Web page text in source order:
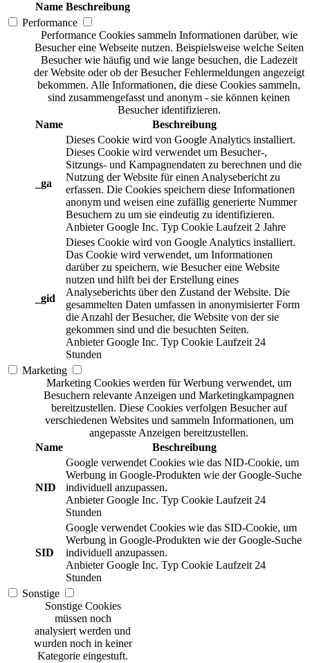
Name Beschreibung
Performance
Performance Cookies sammeln Informationen darüber, wie
Besucher eine Webseite nutzen. Beispielsweise welche Seiten
Besucher wie häufig und wie lange besuchen, die Ladezeit
der Website oder ob der Besucher Fehlermeldungen angezeigt
bekommen. Alle Informationen, die diese Cookies sammeln,
sind zusammengefasst und anonym - sie können keinen
Besucher identifizieren.
Name
Beschreibung
_ga
Dieses Cookie wird von Google Analytics installiert.
Dieses Cookie wird verwendet um Besucher-,
Sitzungs- und Kampagnendaten zu berechnen und die
Nutzung der Website für einen Analysebericht zu
erfassen. Die Cookies speichern diese Informationen
anonym und weisen eine zufällig generierte Nummer
Besuchern zu um sie eindeutig zu identifizieren.
Anbieter Google Inc. Typ Cookie Laufzeit 2 Jahre
_gid
Dieses Cookie wird von Google Analytics installiert.
Das Cookie wird verwendet, um Informationen
darüber zu speichern, wie Besucher eine Website
nutzen und hilft bei der Erstellung eines
Analyseberichts über den Zustand der Website. Die
gesammelten Daten umfassen in anonymisierter Form
die Anzahl der Besucher, die Website von der sie
gekommen sind und die besuchten Seiten.
Anbieter Google Inc. Typ Cookie Laufzeit 24
Stunden
Marketing
Marketing Cookies werden für Werbung verwendet, um
Besuchern relevante Anzeigen und Marketingkampagnen
bereitzustellen. Diese Cookies verfolgen Besucher auf
verschiedenen Websites und sammeln Informationen, um
angepasste Anzeigen bereitzustellen.
Name
Beschreibung
NID
Google verwendet Cookies wie das NID-Cookie, um
Werbung in Google-Produkten wie der Google-Suche
individuell anzupassen.
Anbieter Google Inc. Typ Cookie Laufzeit 24
Stunden
SID
Google verwendet Cookies wie das SID-Cookie, um
Werbung in Google-Produkten wie der Google-Suche
individuell anzupassen.
Anbieter Google Inc. Typ Cookie Laufzeit 24
Stunden
Sonstige
Sonstige Cookies
müssen noch
analysiert werden und
wurden noch in keiner
Kategorie eingestuft.